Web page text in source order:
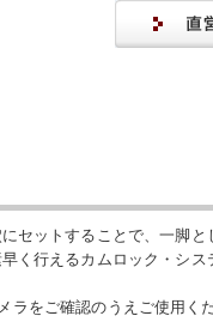
セットすることで、一脚
く行えるカムロック・シ
をご確認のうえご使用くだ